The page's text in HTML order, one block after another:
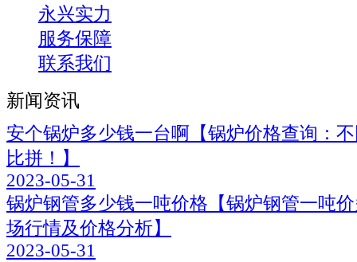
永兴实力
服务保障
联系我们
新闻资讯
安个锅炉多少钱一台啊【锅炉价格查询：
比拼！】
2023-05-31
锅炉钢管多少钱一吨价格【锅炉钢管一吨
场行情及价格分析】
2023-05-31